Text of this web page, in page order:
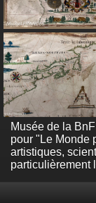
Musée de la
pour "Le Monde
artistiques,
particulièrement